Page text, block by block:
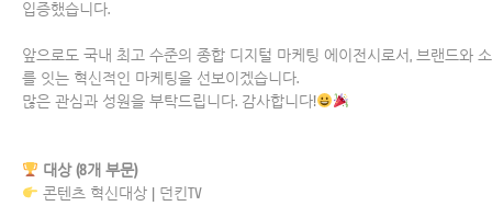
입증했습니다.
앞으로도 국내 최고 수준의 종합 디지털 마케팅 에이전시로서, 브랜드와
를 잇는 혁신적인 마케팅을 선보이겠습니다.
많은 관심과 성원을 부탁드립니다. 감사합니다!
대상 (8개 부문)
콘텐츠 혁신대상 | 던킨TV